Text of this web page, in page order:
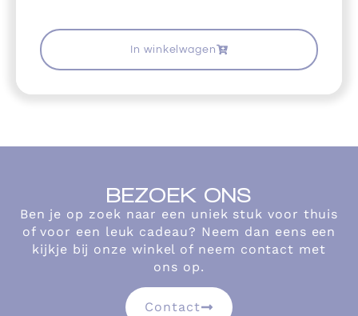
In winkelwagen
BEZOEK ONS
Ben je op zoek naar een uniek stuk voor thuis
of voor een leuk cadeau? Neem dan eens een
kijkje bij onze winkel of neem contact met
ons op.
Contact